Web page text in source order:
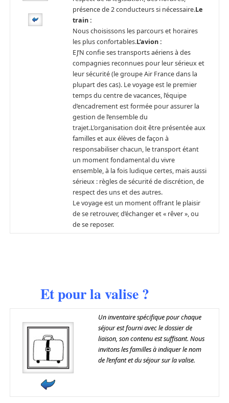
présence de 2 conducteurs si nécessaire.Le
train :
Nous choisissons les parcours et horaires
les plus confortables.L’avion :
EJ’N confie ses transports aériens à des
compagnies reconnues pour leur sérieux et
leur sécurité (le groupe Air France dans la
plupart des cas). Le voyage est le premier
temps du centre de vacances, l’équipe
d’encadrement est formée pour assurer la
gestion de l’ensemble du
trajet.L’organisation doit être présentée aux
familles et aux élèves de façon à
responsabiliser chacun, le transport étant
un moment fondamental du vivre
ensemble, à la fois ludique certes, mais aussi
sérieux : règles de sécurité de discrétion, de
respect des uns et des autres.
Le voyage est un moment offrant le plaisir
de se retrouver, d’échanger et « rêver », ou
de se reposer.
Et pour la valise ?
Un inventaire spécifique pour chaque
séjour est fourni avec le dossier de
liaison, son contenu est suffisant. Nous
invitons les familles à indiquer le nom
de l’enfant et du séjour sur la valise.